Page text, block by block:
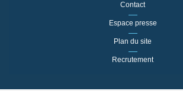
Contact
Espace presse
Plan du site
Recrutement